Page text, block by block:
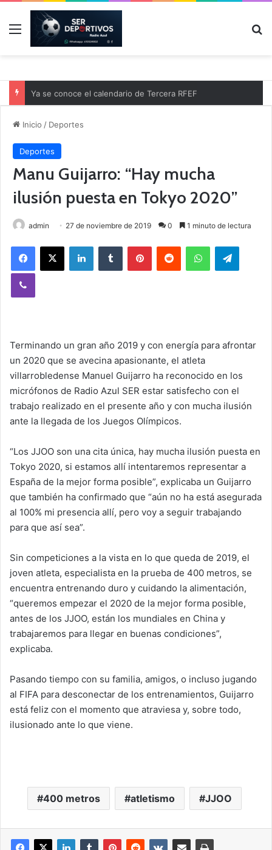
Menú
Ya se conoce el calendario de Tercera RFEF
Inicio / Deportes
Deportes
Manu Guijarro: “Hay mucha
ilusión puesta en Tokyo 2020”
admin 27 de noviembre de 2019 0 1 minuto de lectura
Terminando un gran año 2019 y con energía para afrontar
un 2020 que se avecina apasionante, el atleta
villarrobledense Manuel Guijarro ha reconocido en los
micrófonos de Radio Azul SER estar satisfecho con el
trabajo realizado en el presente año y con mucha ilusión
ante la llegada de los Juegos Olímpicos.
“Los JJOO son una cita única, hay mucha ilusión puesta en
Tokyo 2020, si estamos allí intentaremos representar a
España de la mejor forma posible”, explicaba un Guijarro
que también ha confirmado que “aún no ha está asegurada
al 100% mi presencia allí, pero voy a seguir trabajando
para que así sea”.
Sin competiciones a la vista en lo que queda de 2019, el
joven atleta, especialista en la prueba de 400 metros, se
encuentra entrenando duro y cuidando la alimentación,
“queremos empezar el 2020 de la mejor forma posible,
antes de los JJOO, están los mundiales en China y
trabajaremos para llegar en buenas condiciones”,
explicaba.
Pasando tiempo con su familia, amigos, o incluso jugando
al FIFA para desconectar de los entrenamientos, Guijarro
está feliz con el momento que atraviesa y, sobre todo,
ilusionado ante lo que viene.
400 metros atletismo JJOO